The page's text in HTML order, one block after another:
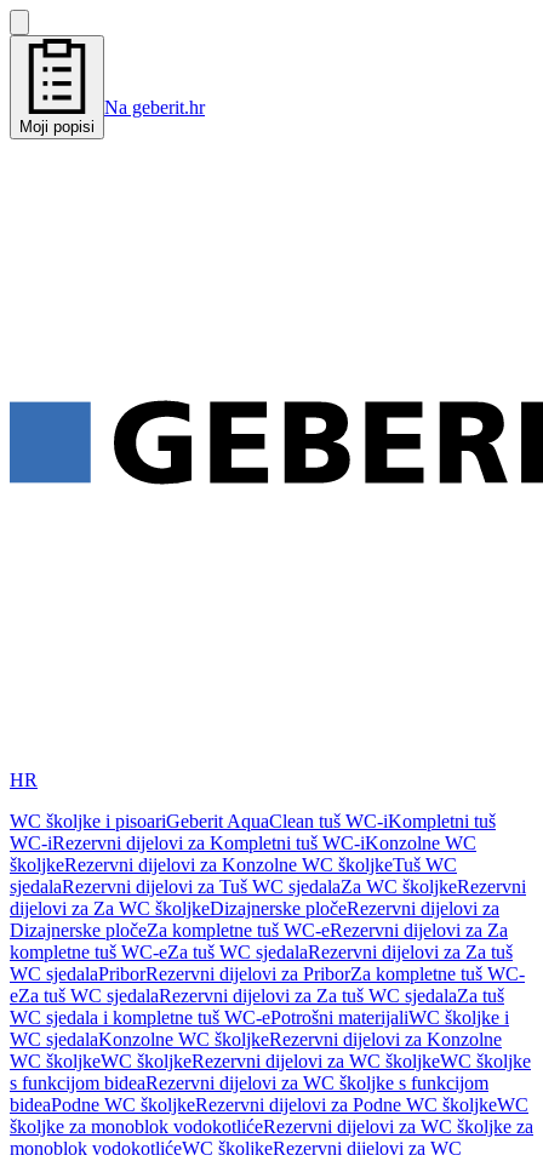
Moji popisi
Na geberit.hr
HR
WC školjke i pisoariGeberit AquaClean tuš WC-iKompletni tuš
WC-iRezervni dijelovi za Kompletni tuš WC-iKonzolne WC
školjkeRezervni dijelovi za Konzolne WC školjkeTuš WC
sjedalaRezervni dijelovi za Tuš WC sjedalaZa WC školjkeRezervni
dijelovi za Za WC školjkeDizajnerske pločeRezervni dijelovi za
Dizajnerske pločeZa kompletne tuš WC-eRezervni dijelovi za Za
kompletne tuš WC-eZa tuš WC sjedalaRezervni dijelovi za Za tuš
WC sjedalaPriborRezervni dijelovi za PriborZa kompletne tuš WC-
eZa tuš WC sjedalaRezervni dijelovi za Za tuš WC sjedalaZa tuš
WC sjedala i kompletne tuš WC-ePotrošni materijaliWC školjke i
WC sjedalaKonzolne WC školjkeRezervni dijelovi za Konzolne
WC školjkeWC školjkeRezervni dijelovi za WC školjkeWC školjke
s funkcijom bideaRezervni dijelovi za WC školjke s funkcijom
bideaPodne WC školjkeRezervni dijelovi za Podne WC školjkeWC
školjke za monoblok vodokotlićeRezervni dijelovi za WC školjke za
monoblok vodokotlićeWC školjkeRezervni dijelovi za WC